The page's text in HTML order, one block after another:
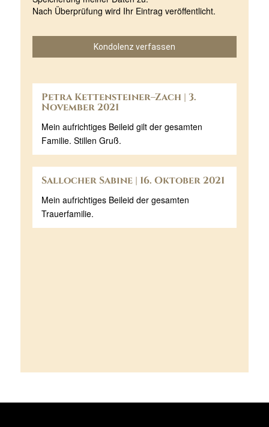
Nach Überprüfung wird Ihr Eintrag veröffentlicht.
Kondolenz verfassen
Petra Kettensteiner–Zach | 3.
November 2021
Mein aufrichtiges Beileid gilt der gesamten
Familie. Stillen Gruß.
Sallocher Sabine | 16. Oktober 2021
Mein aufrichtiges Beileid der gesamten
Trauerfamilie.